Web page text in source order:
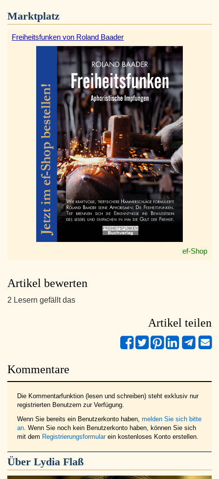
Marktplatz
Freiheitsfunken von Roland Baader
ef-Shop
Artikel bewerten
2 Lesern gefällt das
Artikel teilen
Kommentare
Die Kommentarfunktion (lesen und schreiben) steht exklusiv nur
registrierten Benutzern zur Verfügung.
Wenn Sie bereits ein Benutzerkonto haben, melden Sie sich bitte
an . Wenn Sie noch kein Benutzerkonto haben, können Sie sich
mit dem Registrierungsformularein kostenloses Konto erstellen.
Über Lydia Flaß